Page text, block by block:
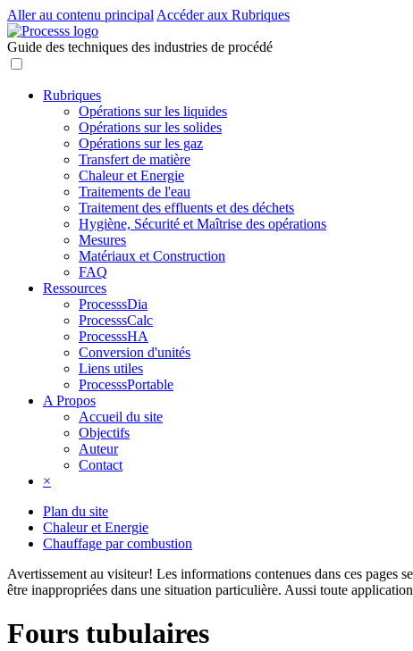
Aller au contenu principal Accéder aux Rubriques
Guide des techniques des industries de procédé
Rubriques
Opérations sur les liquides
Opérations sur les solides
Opérations sur les gaz
Transfert de matière
Chaleur et Energie
Traitements de l'eau
Traitement des effluents et des déchets
Hygiène, Sécurité et Maîtrise des opérations
Mesures
Matériaux et Construction
FAQ
Ressources
ProcesssDia
ProcesssCalc
ProcesssHA
Conversion d'unités
Liens utiles
ProcesssPortable
A Propos
Accueil du site
Objectifs
Auteur
Contact
×
Plan du site
Chaleur et Energie
Chauffage par combustion
Avertissement au visiteur! Les informations contenues dans ces pages
être inappropriées dans une situation particulière. Aussi toute
Fours tubulaires